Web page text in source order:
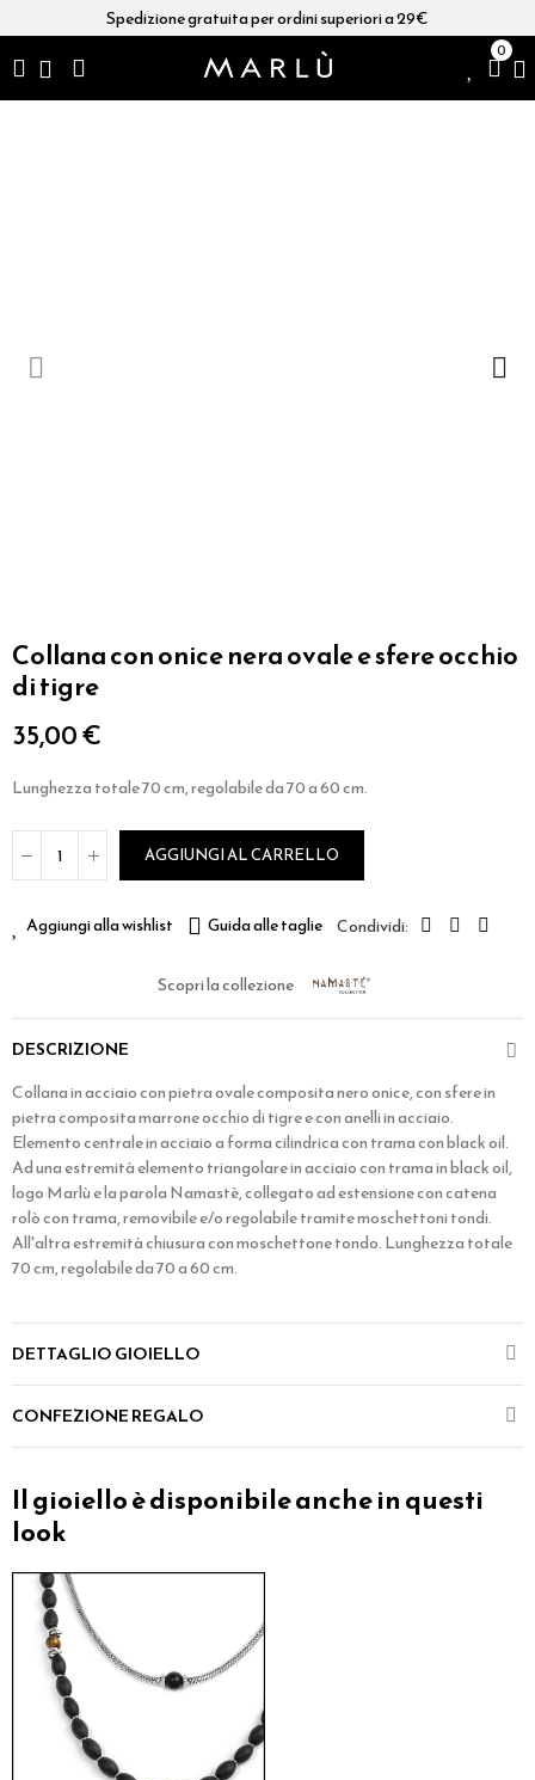
Spedizione gratuita per ordini superiori a 29€
0
Collana con onice nera ovale e sfere occhio
di tigre
35,00 €
Lunghezza totale 70 cm, regolabile da 70 a 60 cm.
AGGIUNGI AL CARRELLO
Aggiungi alla wishlist Guida alle taglie
Scopri la collezione
DESCRIZIONE
Collana in acciaio con pietra ovale composita nero onice, con sfere in
pietra composita marrone occhio di tigre e con anelli in acciaio.
Elemento centrale in acciaio a forma cilindrica con trama con black oil.
Ad una estremità elemento triangolare in acciaio con trama in black oil,
logo Marlù e la parola Namastè, collegato ad estensione con catena
rolò con trama, removibile e/o regolabile tramite moschettoni tondi.
All'altra estremità chiusura con moschettone tondo. Lunghezza totale
70 cm, regolabile da 70 a 60 cm.
DETTAGLIO GIOIELLO
CONFEZIONE REGALO
Il gioiello è disponibile anche in questi
look